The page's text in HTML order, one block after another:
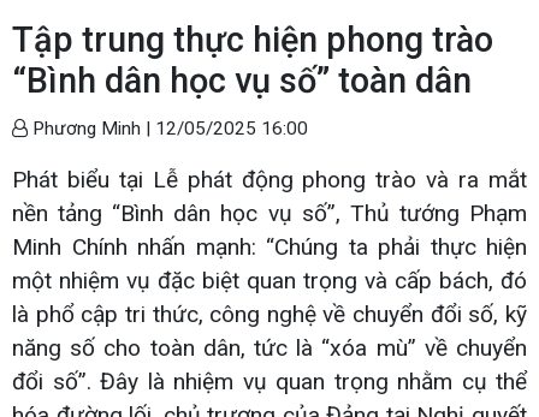
Tập trung thực hiện phong trào
“Bình dân học vụ số” toàn dân
Phương Minh | 12/05/2025 16:00
Phát biểu tại Lễ phát động phong trào và ra mắt
nền tảng “Bình dân học vụ số”, Thủ tướng Phạm
Minh Chính nhấn mạnh: “Chúng ta phải thực hiện
một nhiệm vụ đặc biệt quan trọng và cấp bách, đó
là phổ cập tri thức, công nghệ về chuyển đổi số, kỹ
năng số cho toàn dân, tức là “xóa mù” về chuyển
đổi số”. Đây là nhiệm vụ quan trọng nhằm cụ thể